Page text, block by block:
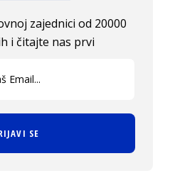
zajednici od 20000
i čitajte nas prvi
SE